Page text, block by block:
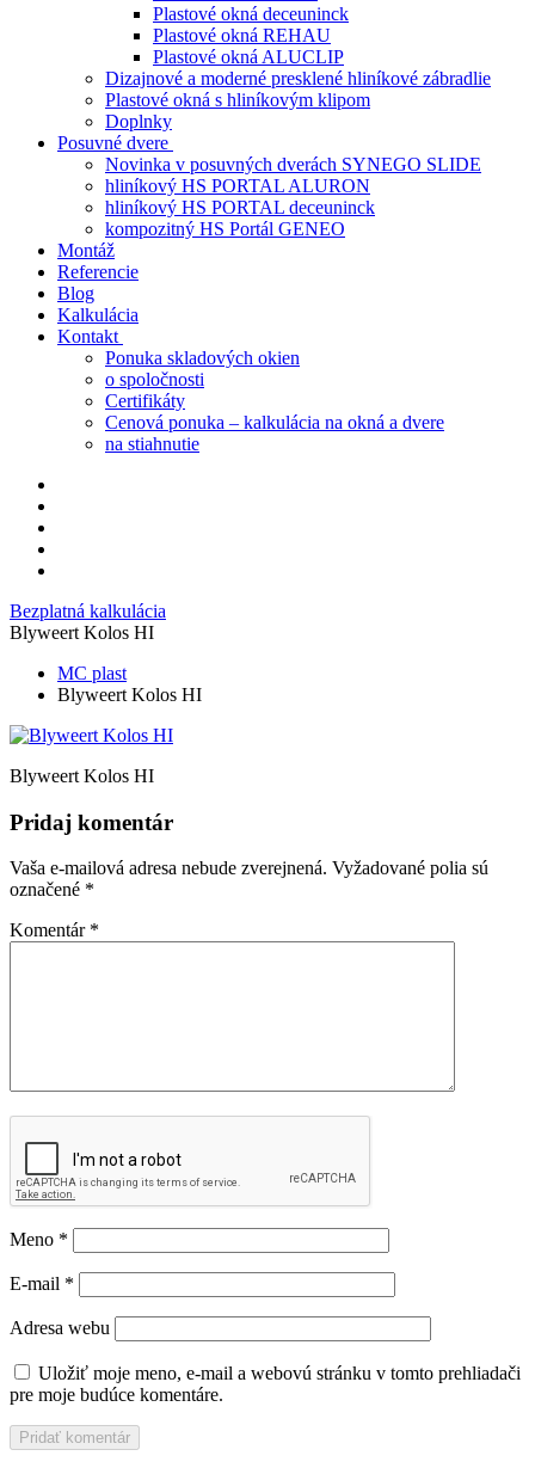
Plastové okná deceuninck
Plastové okná REHAU
Plastové okná ALUCLIP
Dizajnové a moderné presklené hliníkové zábradlie
Plastové okná s hliníkovým klipom
Doplnky
Posuvné dvere
Novinka v posuvných dverách SYNEGO SLIDE
hliníkový HS PORTAL ALURON
hliníkový HS PORTAL deceuninck
kompozitný HS Portál GENEO
Montáž
Referencie
Blog
Kalkulácia
Kontakt
Ponuka skladových okien
o spoločnosti
Certifikáty
Cenová ponuka – kalkulácia na okná a dvere
na stiahnutie
Bezplatná kalkulácia
Blyweert Kolos HI
MC plast
Blyweert Kolos HI
Blyweert Kolos HI
Pridaj komentár
Vaša e-mailová adresa nebude zverejnená. Vyžadované polia sú
označené *
Komentár *
Meno *
E-mail *
Adresa webu
Uložiť moje meno, e-mail a webovú stránku v tomto prehliadači
pre moje budúce komentáre.